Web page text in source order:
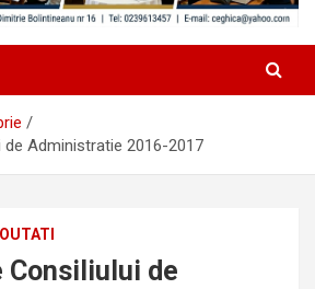
de Administratie 2016-2017
Consiliului de